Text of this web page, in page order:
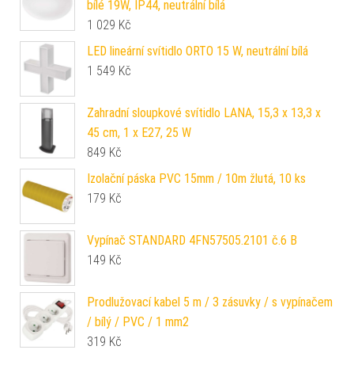
bílé 19W, IP44, neutrální bílá
1 029 Kč
LED lineární svítidlo ORTO 15 W, neutrální bílá
1 549 Kč
Zahradní sloupkové svítidlo LANA, 15,3 x 13,3 x
45 cm, 1 x E27, 25 W
849 Kč
Izolační páska PVC 15mm / 10m žlutá, 10 ks
179 Kč
Vypínač STANDARD 4FN57505.2101 č.6 B
149 Kč
Prodlužovací kabel 5 m / 3 zásuvky / s vypínačem
/ bílý / PVC / 1 mm2
319 Kč